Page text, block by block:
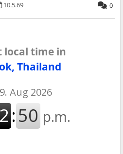
10.5.69 0
local time in
Thailand